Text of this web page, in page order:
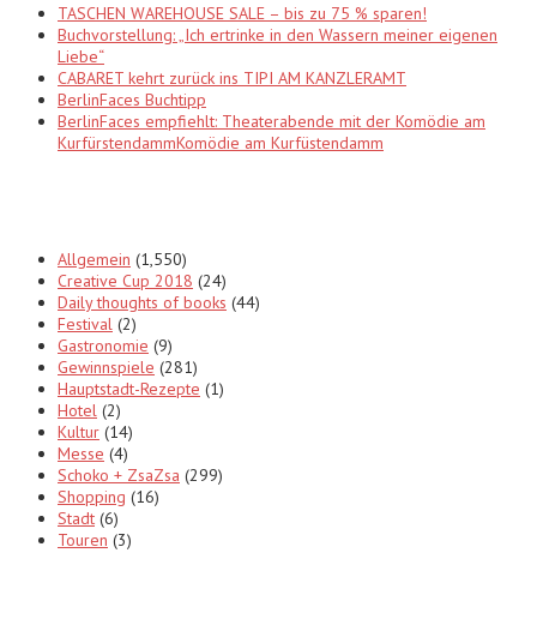
TASCHEN WAREHOUSE SALE – bis zu 75 % sparen!
Buchvorstellung: „Ich ertrinke in den Wassern meiner eigenen
Liebe“
CABARET kehrt zurück ins TIPI AM KANZLERAMT
BerlinFaces Buchtipp
BerlinFaces empfiehlt: Theaterabende mit der Komödie am
KurfürstendammKomödie am Kurfüstendamm
Allgemein (1,550)
Creative Cup 2018 (24)
Daily thoughts of books (44)
Festival (2)
Gastronomie (9)
Gewinnspiele (281)
Hauptstadt-Rezepte (1)
Hotel (2)
Kultur (14)
Messe (4)
Schoko + ZsaZsa (299)
Shopping (16)
Stadt (6)
Touren (3)